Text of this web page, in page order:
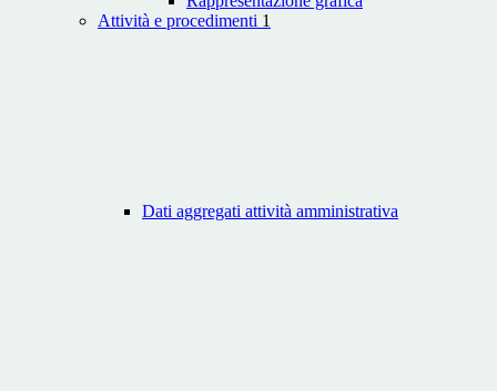
Attività e procedimenti 1
Dati aggregati attività amministrativa